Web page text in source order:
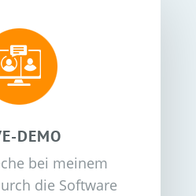
DEMO
bei meinem
die Software